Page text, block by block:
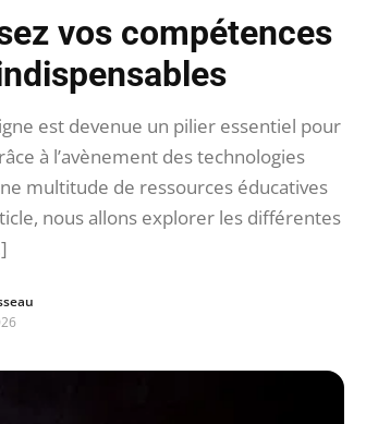
vos compétences
est devenue un pilier essentiel pour
à l’avènement des technologies
multitude de ressources éducatives
nous allons explorer les différentes